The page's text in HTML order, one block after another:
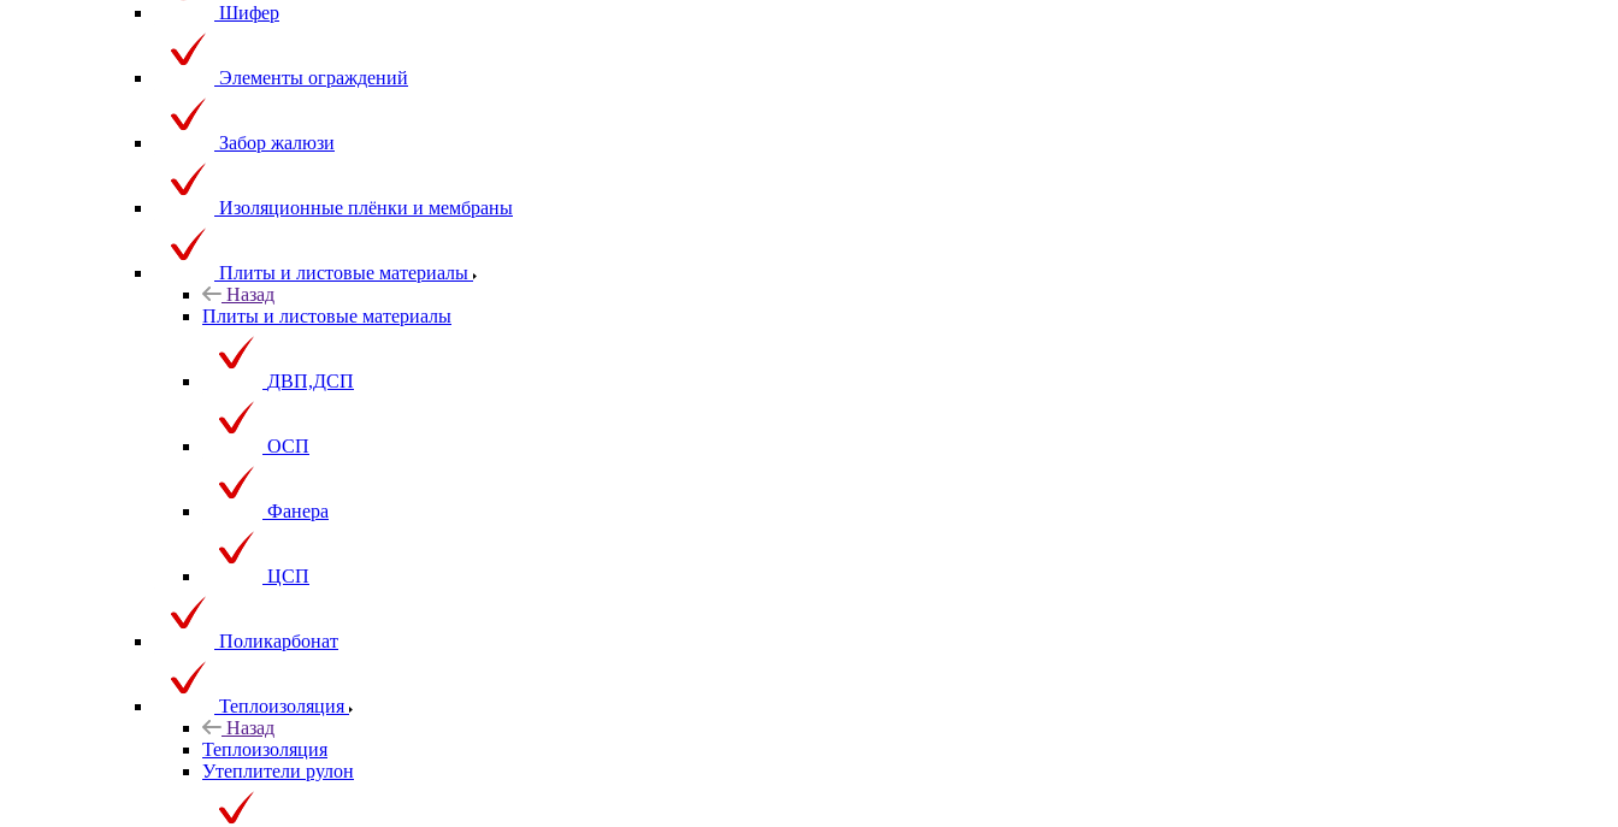
Шифер
Элементы ограждений
Забор жалюзи
Изоляционные плёнки и мембраны
Плиты и листовые материалы
Назад
Плиты и листовые материалы
ДВП,ДСП
ОСП
Фанера
ЦСП
Поликарбонат
Теплоизоляция
Назад
Теплоизоляция
Утеплители рулон